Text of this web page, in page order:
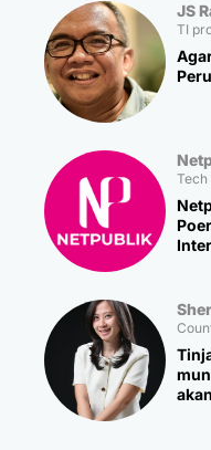
JS
TI